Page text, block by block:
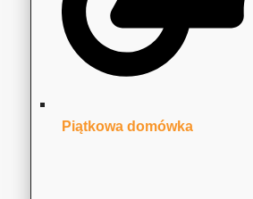
Piątkowa domówka